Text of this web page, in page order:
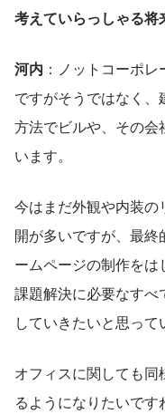
考えていらっしゃる将
河内 ：ノットコーポ
ですがそうではなく、
方法でビルや、その会
います。
今はまだ外観や内装
開が多いですが、最
ームページの制作を
課題解決に必要なす
していきたいと思って
オフィスに関しても
るようになりたいで